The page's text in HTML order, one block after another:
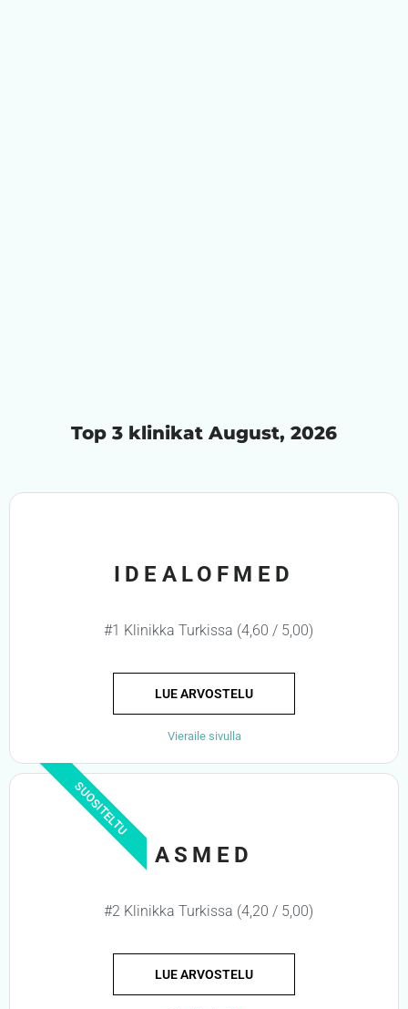
Top 3 klinikat August, 2026
IDEALOFMED
#1 Klinikka Turkissa (4,60 / 5,00)
LUE ARVOSTELU
Vieraile sivulla
SUOSITELTU
ASMED
#2 Klinikka Turkissa (4,20 / 5,00)
LUE ARVOSTELU